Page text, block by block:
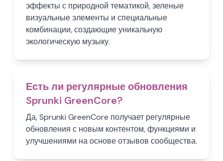
эффекты с природной тематикой, зеленые
визуальные элементы и специальные
комбинации, создающие уникальную
экологическую музыку.
Есть ли регулярные обновления
Sprunki GreenCore?
Да, Sprunki GreenCore получает регулярные
обновления с новым контентом, функциями и
улучшениями на основе отзывов сообщества.